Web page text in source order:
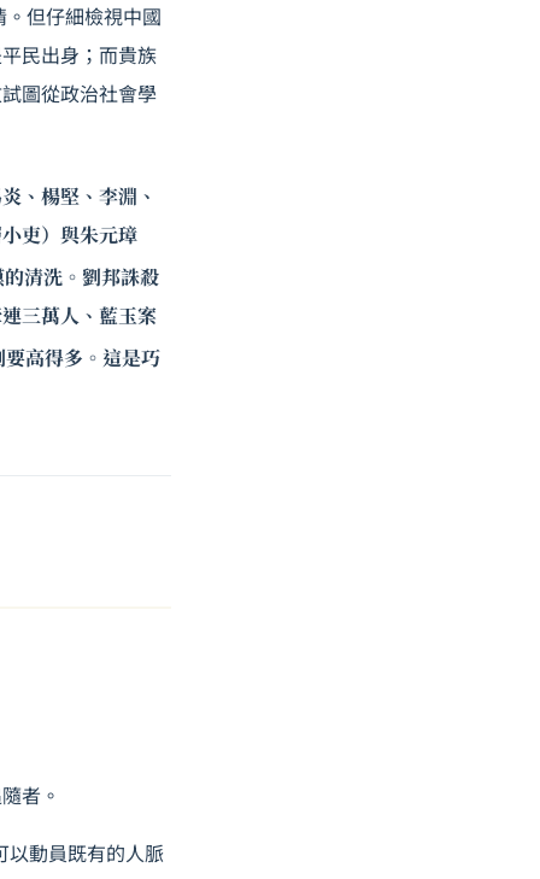
但仔細檢視中國
民出身；而貴族
圖從政治社會學
、楊堅、李淵、
吏）與朱元璋
清洗。劉邦誅殺
三萬人、藍玉案
高得多。這是巧
者。
以動員既有的人脈